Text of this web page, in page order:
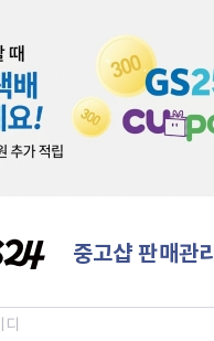
중고샵 판매관리